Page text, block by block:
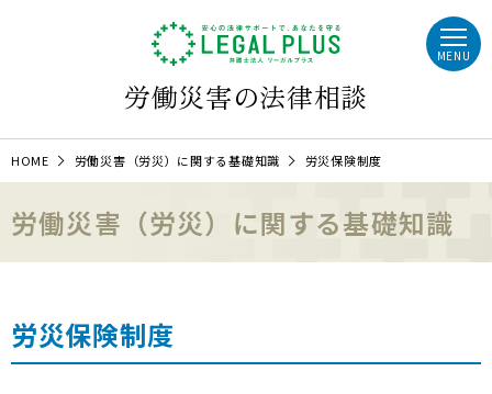
労働災害の法律相談
MENU
HOME 労働災害（労災）に関する基礎知識 労災保険制度
労働災害（労災）に関する基礎知識
労災保険制度